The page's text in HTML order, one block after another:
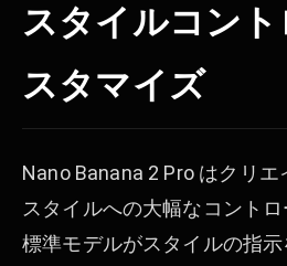
スタイルコン
スタマイズ
Nano Banana 2 Pro はクリ
スタイルへの大幅なコントロ
標準モデルがスタイルの指